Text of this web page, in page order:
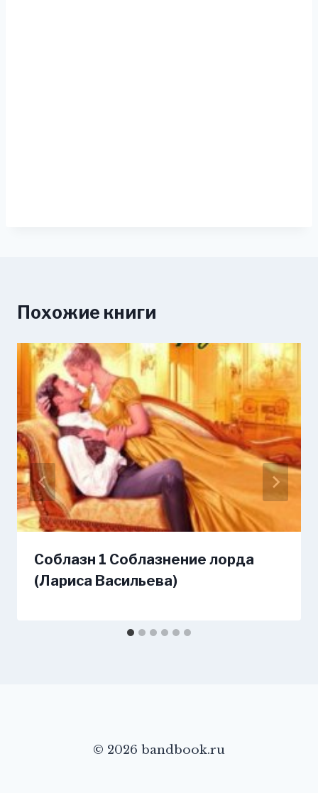
Похожие книги
Соблазн 1 Соблазнение лорда
(Лариса Васильева)
© 2026 bandbook.ru